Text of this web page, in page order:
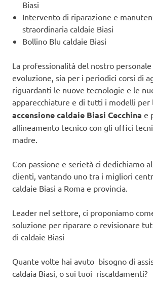
Biasi
Intervento di riparazione e
straordinaria caldaie Biasi
Bollino Blu caldaie Biasi
La professionalità del nostro
evoluzione, sia per i periodici corsi di
riguardanti le nuove tecnologie e le
apparecchiature e di tutti i modelli per
accensione caldaie Biasi Cecchina e
allineamento tecnico con gli uffici
madre.
Con passione e serietà ci dedichiamo
clienti, vantando uno tra i migliori
caldaie Biasi a Roma e provincia.
Leader nel settore, ci proponiamo
soluzione per riparare o revisionare
di caldaie Biasi
Quante volte hai avuto bisogno di
caldaia Biasi, o sui tuoi riscaldamenti?